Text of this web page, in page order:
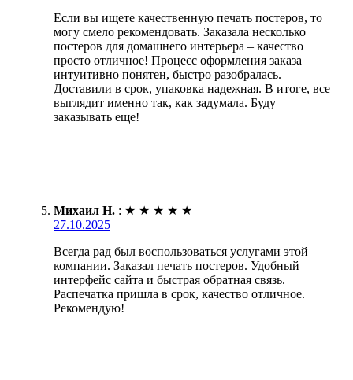
Если вы ищете качественную печать постеров, то
могу смело рекомендовать. Заказала несколько
постеров для домашнего интерьера – качество
просто отличное! Процесс оформления заказа
интуитивно понятен, быстро разобралась.
Доставили в срок, упаковка надежная. В итоге, все
выглядит именно так, как задумала. Буду
заказывать еще!
Михаил Н. : ★ ★ ★ ★ ★
27.10.2025
Всегда рад был воспользоваться услугами этой
компании. Заказал печать постеров. Удобный
интерфейс сайта и быстрая обратная связь.
Распечатка пришла в срок, качество отличное.
Рекомендую!